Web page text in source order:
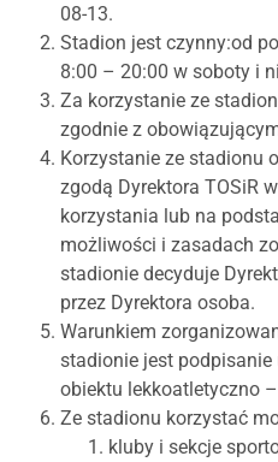
08-13.
Stadion jest czynny:od
8:00 – 20:00 w soboty i
Za korzystanie ze
zgodnie z
Korzystanie ze stadionu
zgodą Dyrektora TOSiR
korzystania lub na
możliwości i zasadach
stadionie decyduje
przez Dyrektora osoba.
Warunkiem
stadionie jest
obiektu lekkoatletyczno
Ze stadionu korzystać
kluby i sekcje